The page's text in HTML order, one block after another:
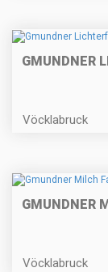
GMUNDNER
Vöcklabruck
GMUNDNER
Vöcklabruck